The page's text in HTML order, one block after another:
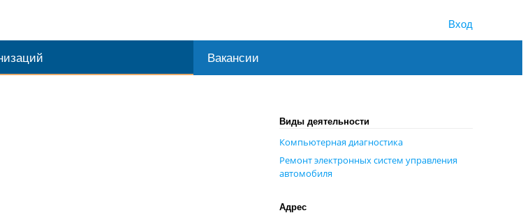
Вход
Вакансии
Виды деятельности
Компьютерная диагностика
Ремонт электронных систем управления
автомобиля
Адрес